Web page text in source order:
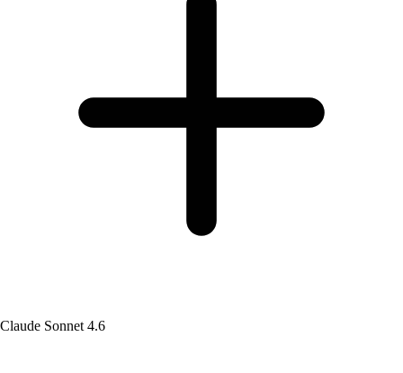
Claude Sonnet 4.6